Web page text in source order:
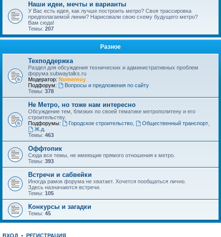
Наши идеи, мечты и варианты
У Вас есть идея, как лучше построить метро? Своя трассировка
предполагаемой линии? Нарисовали свою схему будущего метро?
Вам сюда!
Темы: 207
Разное
Техподдержка
Раздел для обсуждения технических и административных проблем
форума subwaytalks.ru
Модератор: Nomernoy
Подфорум:
Вопросы и предложения по сайту
Темы: 378
Не Метро, но тоже нам интересно
Обсуждение тем, близких по своей тематике метрополитену и его
строительству.
Подфорумы:
Городское строительство, Общественный транспорт,
Ж.д.
Темы: 463
Оффтопик
Сюда все темы, не имеющие прямого отношения к метро.
Темы: 393
Встречи и сабвейки
Иногда рамок форума не хватает. Хочется пообщаться лично.
Здесь назначаются встречи.
Темы: 105
Конкурсы и загадки
Темы: 45
ВХОД • РЕГИСТРАЦИЯ